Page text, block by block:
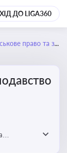
ДО LIGA360
право та законодавство